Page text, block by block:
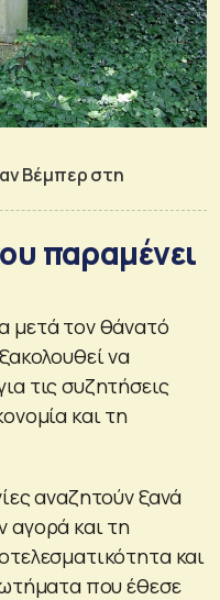
Βέμπερ στη
παραμένει
μετά τον θάνατό
να
τις συζητήσεις
και τη
αναζητούν ξανά
αγορά και τη
και
που έθεσε